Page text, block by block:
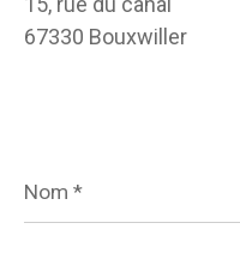
67330 Bouxwiller
*